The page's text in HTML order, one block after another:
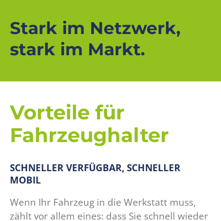
Stark im Netzwerk,
stark im Markt.
Vorteile für
Fahrzeughalter
SCHNELLER VERFÜGBAR, SCHNELLER
MOBIL
Wenn Ihr Fahrzeug in die Werkstatt muss,
zählt vor allem eines: dass Sie schnell wieder